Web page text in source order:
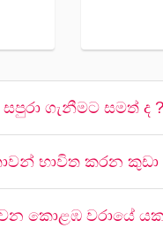
ගැනීමට සමත් ද ?
භාවිත කරන
කොළඹ වරායේ